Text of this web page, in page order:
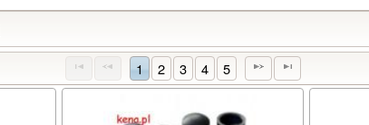
1 2 3 4 5